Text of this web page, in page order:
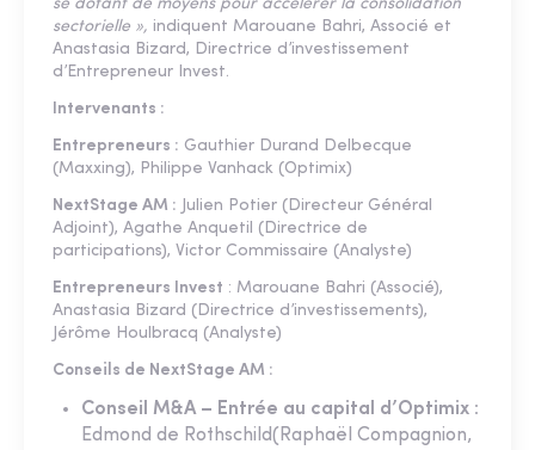
se dotant de moyens pour accélérer la consolidation
sectorielle », indiquent Marouane Bahri, Associé et
Anastasia Bizard, Directrice d’investissement
d’Entrepreneur Invest.
Intervenants :
Entrepreneurs : Gauthier Durand Delbecque
(Maxxing), Philippe Vanhack (Optimix)
NextStage AM : Julien Potier (Directeur Général
Adjoint), Agathe Anquetil (Directrice de
participations), Victor Commissaire (Analyste)
Entrepreneurs Invest : Marouane Bahri (Associé),
Anastasia Bizard (Directrice d’investissements),
Jérôme Houlbracq (Analyste)
Conseils de NextStage AM :
Conseil M&A – Entrée au capital d’Optimix :
Edmond de Rothschild(Raphaël Compagnion,